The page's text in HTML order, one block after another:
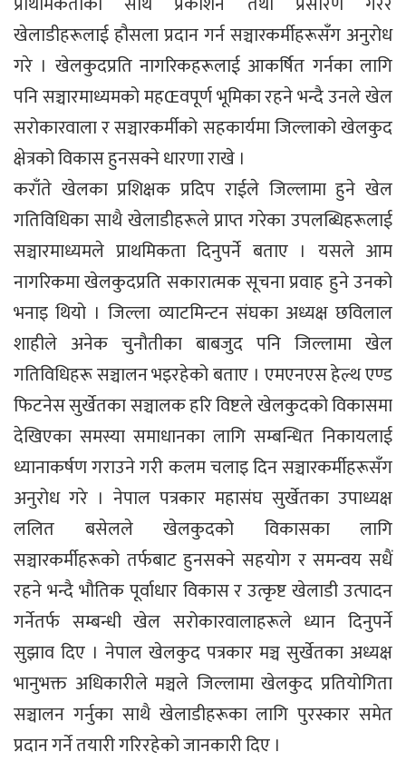
खेलाडीहरूलाई हौसला प्रदान गर्न सञ्चारकर्मीहरूसँग अनुरोध
गरे । खेलकुदप्रति नागरिकहरूलाई आकर्षित गर्नका लागि
पनि सञ्चारमाध्यमको महŒवपूर्ण भूमिका रहने भन्दै उनले खेल
सरोकारवाला र सञ्चारकर्मीको सहकार्यमा जिल्लाको खेलकुद
क्षेत्रको विकास हुनसक्ने धारणा राखे ।
कराँते खेलका प्रशिक्षक प्रदिप राईले जिल्लामा हुने खेल
गतिविधिका साथै खेलाडीहरूले प्राप्त गरेका उपलब्धिहरूलाई
सञ्चारमाध्यमले प्राथमिकता दिनुपर्ने बताए । यसले आम
नागरिकमा खेलकुदप्रति सकारात्मक सूचना प्रवाह हुने उनको
भनाइ थियो । जिल्ला व्याटमिन्टन संघका अध्यक्ष छविलाल
शाहीले अनेक चुनौतीका बाबजुद पनि जिल्लामा खेल
गतिविधिहरू सञ्चालन भइरहेको बताए । एमएनएस हेल्थ एण्ड
फिटनेस सुर्खेतका सञ्चालक हरि विष्टले खेलकुदको विकासमा
देखिएका समस्या समाधानका लागि सम्बन्धित निकायलाई
ध्यानाकर्षण गराउने गरी कलम चलाइ दिन सञ्चारकर्मीहरूसँग
अनुरोध गरे । नेपाल पत्रकार महासंघ सुर्खेतका उपाध्यक्ष
ललित बसेलले खेलकुदको विकासका लागि
सञ्चारकर्मीहरूको तर्फबाट हुनसक्ने सहयोग र समन्वय सधैं
रहने भन्दै भौतिक पूर्वाधार विकास र उत्कृष्ट खेलाडी उत्पादन
गर्नेतर्फ सम्बन्धी खेल सरोकारवालाहरूले ध्यान दिनुपर्ने
सुझाव दिए । नेपाल खेलकुद पत्रकार मञ्च सुर्खेतका अध्यक्ष
भानुभक्त अधिकारीले मञ्चले जिल्लामा खेलकुद प्रतियोगिता
सञ्चालन गर्नुका साथै खेलाडीहरूका लागि पुरस्कार समेत
प्रदान गर्ने तयारी गरिरहेको जानकारी दिए ।